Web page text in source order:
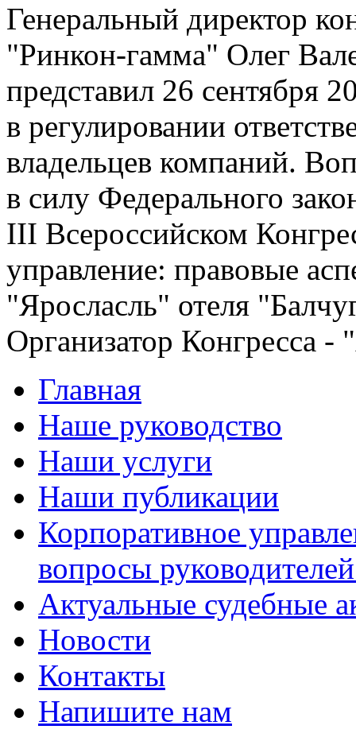
Генеральный директор
"Ринкон-гамма" Олег
представил 26 сентября
в регулировании
владельцев компаний.
в силу Федерального
III Всероссийском
управление: правовые
"Яросласль" отеля
Организатор Конгресса
Главная
Наше руководство
Наши услуги
Наши публикации
Корпоративное
вопросы
Актуальные судебные
Новости
Контакты
Напишите нам